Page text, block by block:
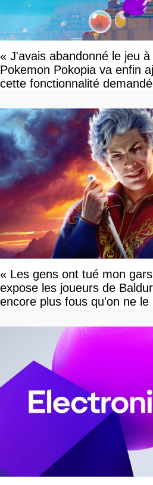
« J'avais abandonné le jeu
Pokemon Pokopia va enfin
cette fonctionnalité
« Les gens ont tué mon
expose les joueurs de
encore plus fous qu'on ne le